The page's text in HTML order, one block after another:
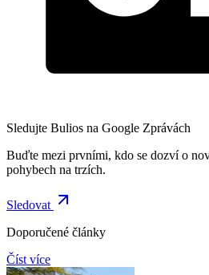
Sledujte Bulios na Google Zprávách
Buďte mezi prvními, kdo se dozví o
pohybech na trzích.
Sledovat
Doporučené články
Číst více